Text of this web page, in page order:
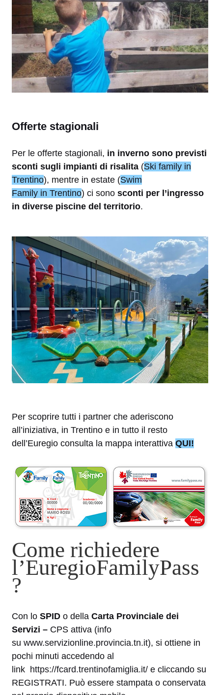
Offerte stagionali
Per le offerte stagionali, in inverno sono previsti
sconti sugli impianti di risalita (Ski family in
Trentino), mentre in estate (Swim
Family in Trentino) ci sono sconti per l’ingresso
in diverse piscine del territorio.
Per scoprire tutti i partner che aderiscono
all’iniziativa, in Trentino e in tutto il resto
dell’Euregio consulta la mappa interattiva QUI!
Come richiedere
l’EuregioFamilyPass
?
Con lo SPID o della Carta Provinciale dei
Servizi – CPS attiva (info
su www.servizionline.provincia.tn.it), si ottiene in
pochi minuti accedendo al
link https://fcard.trentinofamiglia.it/ e cliccando su
REGISTRATI. Può essere stampata o conservata